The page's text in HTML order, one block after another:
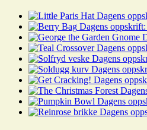
Dagens
Dagens
Dagens
Dagens
Dagens
Dagens
Dagens
Dagens